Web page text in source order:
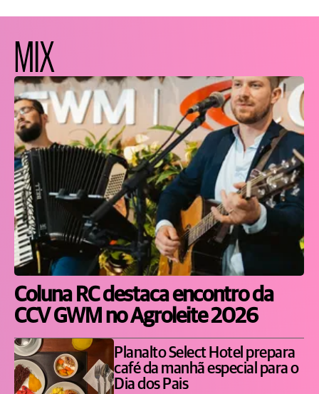
MIX
Coluna RC destaca encontro da
CCV GWM no Agroleite 2026
Planalto Select Hotel prepara
café da manhã especial para o
Dia dos Pais